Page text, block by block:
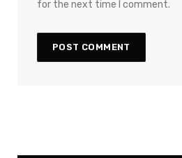
for the next time I comment.